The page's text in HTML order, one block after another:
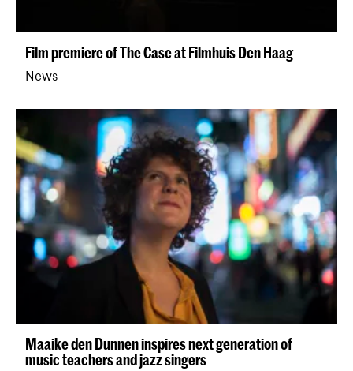
Film premiere of The Case at Filmhuis Den Haag
News
Maaike den Dunnen inspires next generation of
music teachers and jazz singers